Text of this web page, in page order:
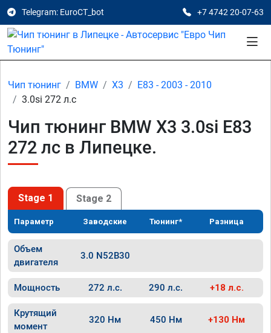
Telegram: EuroCT_bot +7 4742 20-07-63
Чип тюнинг BMW X3
E83 - 2003 - 2010
3.0si 272 л.с
Чип тюнинг BMW X3 3.0si E83
272 лс в Липецке.
Stage 1 Stage 2
Параметр Заводские Тюнинг* Разница
Объем
двигателя
3.0 N52B30
Мощность 272 л.с. 290 л.с. +18 л.с.
Крутящий
момент
320 Нм 450 Нм +130 Нм